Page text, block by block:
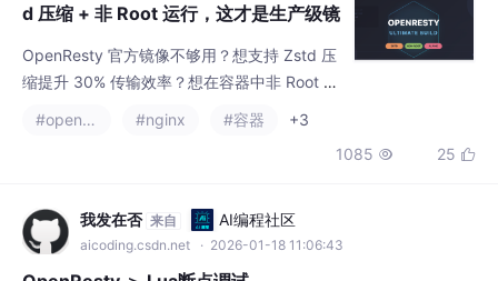
d 压缩 + 非 Root 运行，这才是生产级镜
像该有的样子！
OpenResty 官方镜像不够用？想支持 Zstd 压
缩提升 30% 传输效率？想在容器中非 Root 运
行提升安全？本文手把手带你从源码构建一个
基于 Alpine 3.23 的高性能、轻量级 OpenRes
带可直接复制的完整代码。
#openresty #nginx #容器
+3
1085  25 
我发在否 来自 AI编程社区
aicoding.csdn.net · 2026-01-18 11:06:43